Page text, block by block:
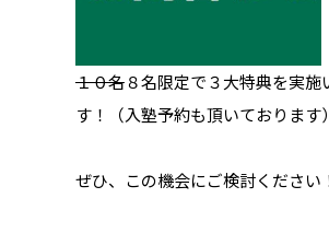
１０名８名限定で３大特典を実施
す！（入塾予約も頂いております）
ぜひ、この機会にご検討ください